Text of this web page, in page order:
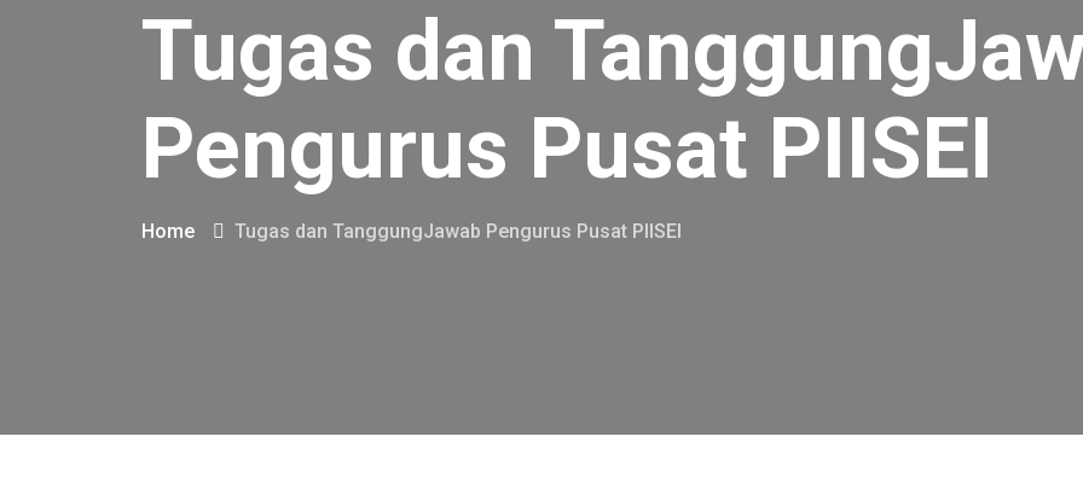
Tugas dan
Pengurus Pusat PIISEI
Home Tugas dan TanggungJawab Pengurus Pusat PIISEI